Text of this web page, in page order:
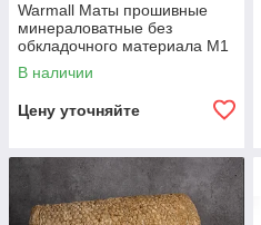
Warmall Маты прошивные
минераловатные без
обкладочного материала М1
В наличии
Цену уточняйте